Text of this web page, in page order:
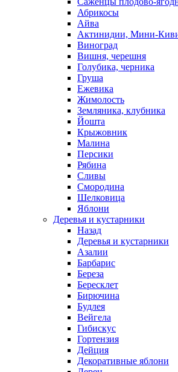
Абрикосы
Айва
Актинидии, Мини-
Виноград
Вишня, черешня
Голубика, черника
Груша
Ежевика
Жимолость
Земляника, клубника
Йошта
Крыжовник
Малина
Персики
Рябина
Сливы
Смородина
Шелковица
Яблони
Деревья и кустарники
Назад
Деревья и кустарники
Азалии
Барбарис
Береза
Бересклет
Бирючина
Будлея
Вейгела
Гибискус
Гортензия
Дейция
Декоративные яблони